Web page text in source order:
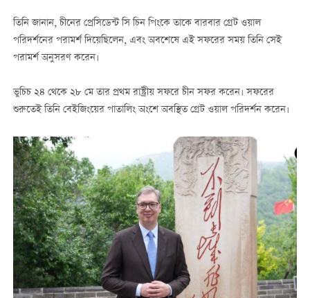
তিনি জানান, চীনের প্রেসিডেন্ট সি চিন পিংকে তাকে বারবার গ্রেট ওয়াল
পরিদর্শনের পরামর্শ দিয়েছিলেন, এবং অবশেষে এই সফরের সময় তিনি সেই
পরামর্শ অনুসরণ করেন।
ভুচিচ ২৪ থেকে ২৮ মে তার প্রথম রাষ্ট্রীয় সফরে চীন সফর করেন। সফরের
শুরুতেই তিনি বেইজিংয়ের পাতালিং অংশে অবস্থিত গ্রেট ওয়াল পরিদর্শন করেন।